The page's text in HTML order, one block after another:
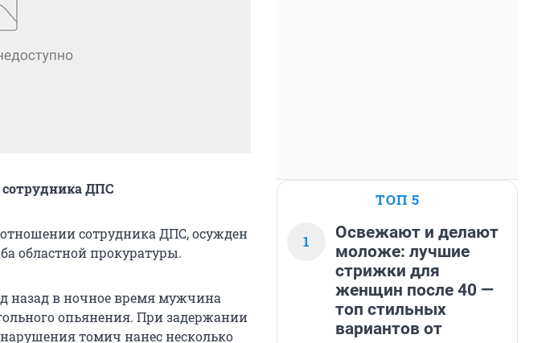
ДПС
сотрудника ДПС, осужден
областной прокуратуры.
назад в ночное время мужчина
опьянения. При задержании
томич нанес несколько
ТОП 5
1
Освежают и делают
моложе: лучшие
стрижки для
женщин после 40 —
топ стильных
вариантов от